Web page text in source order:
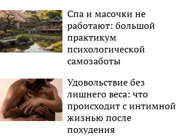
Спа и масочки не
работают: большой
практикум
психологической
самозаботы
Удовольствие без
лишнего веса: что
происходит с интимной
жизнью после
похудения